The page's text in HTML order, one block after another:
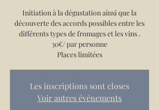
Initiation à la dégustation ainsi que la
découverte des accords possibles entre les
différents types de fromages et les vins .
30€/ par personne
Places limitées
Les inscriptions sont closes
Voir autres événements